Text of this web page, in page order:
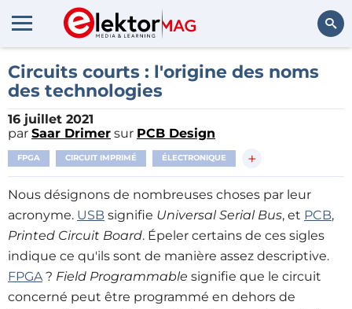
Rechercher
Circuits courts : l'origine des noms
des technologies
16 juillet 2021
par Saar Drimer sur PCB Design
FPGA CIRCUIT IMPRIMÉ ÉLECTRONIQUE +
Nous désignons de nombreuses choses par leur
acronyme. USB signifie Universal Serial Bus, et PCB,
Printed Circuit Board. Épeler certains de ces sigles
indique ce qu'ils sont de manière assez descriptive.
FPGA? Field Programmable signifie que le circuit
concerné peut être programmé en dehors de